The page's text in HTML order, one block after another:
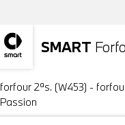
SMART
Usato
forfour 2ªs. (W453) -
Passion